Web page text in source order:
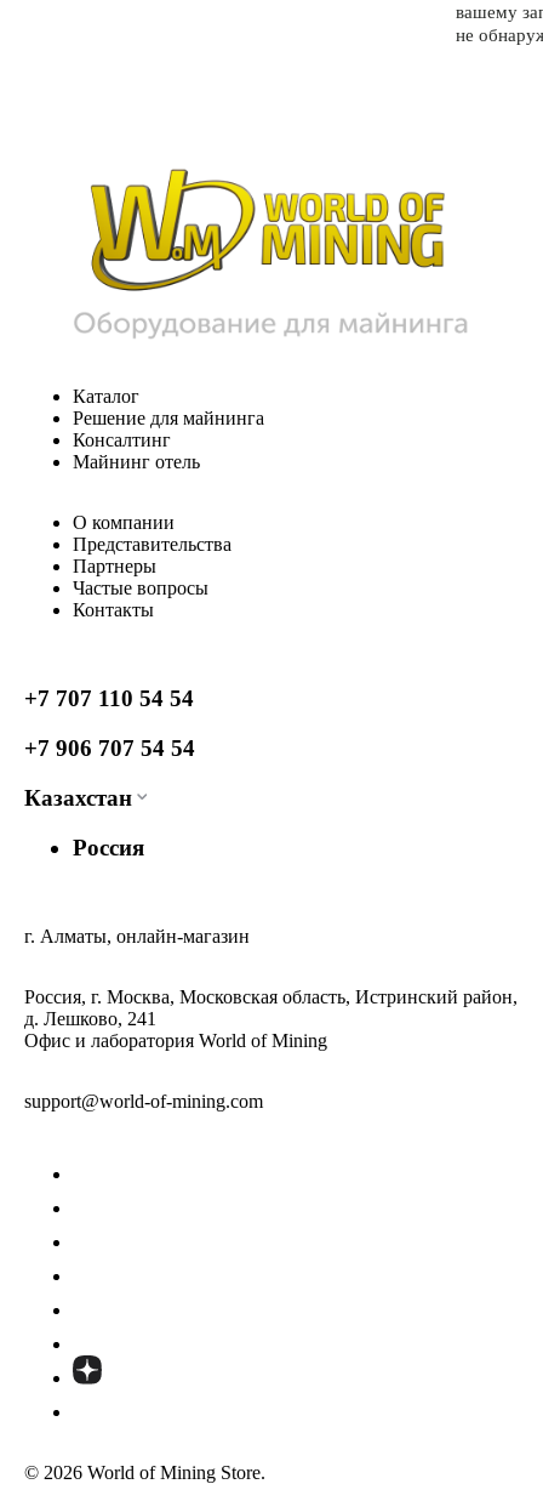
вашему
не
Каталог
Решение для майнинга
Консалтинг
Майнинг отель
О компании
Представительства
Партнеры
Частые вопросы
Контакты
+7 707 110 54 54
+7 906 707 54 54
Казахстан
Россия
г. Алматы, онлайн-магазин
Россия, г. Москва, Московская область, Истринский район,
д. Лешково, 241
Офис и лаборатория World of Mining
support@world-of-mining.com
© 2026 World of Mining Store.